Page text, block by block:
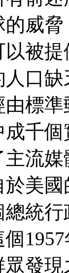
威
被
口
標
千
流
美
統
發